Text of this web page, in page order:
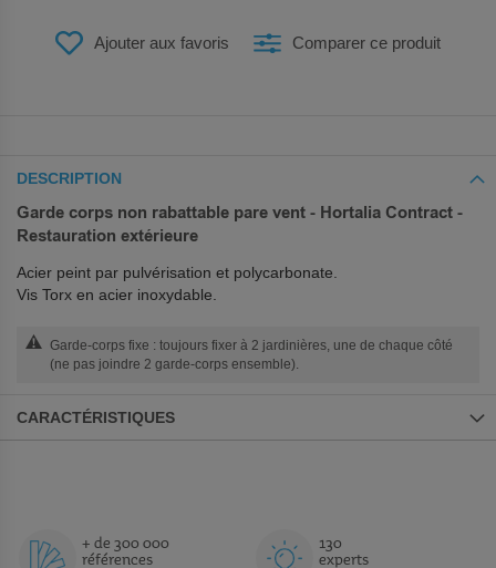
Ajouter aux favoris Comparer ce produit
DESCRIPTION
Garde corps non rabattable pare vent - Hortalia Contract -
Restauration extérieure
Acier peint par pulvérisation et polycarbonate.
Vis Torx en acier inoxydable.
Garde-corps fixe : toujours fixer à 2 jardinières, une de chaque côté
(ne pas joindre 2 garde-corps ensemble).
CARACTÉRISTIQUES
+ de 300 000
références
130
experts